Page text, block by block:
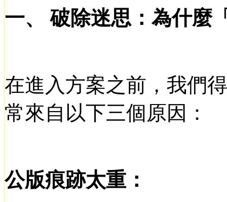
一、 破除迷思：為什麼
在進入方案之前，我們
常來自以下三個原因：
公版痕跡太重：